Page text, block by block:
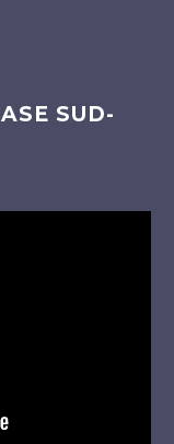
SUD-